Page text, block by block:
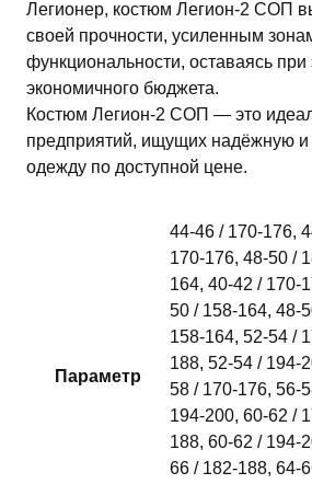
Легионер, костюм Легион-2 СОП
своей прочности, усиленным
функциональности, оставаясь
экономичного бюджета.
Костюм Легион-2 СОП — это
предприятий, ищущих надёжную и
одежду по доступной цене.
Параметр
44-46 / 170-176,
170-176, 48-50 /
164, 40-42 / 170-
50 / 158-164, 48-
158-164, 52-54 /
188, 52-54 / 194-
58 / 170-176, 56-
194-200, 60-62 /
188, 60-62 / 194-
66 / 182-188, 64-